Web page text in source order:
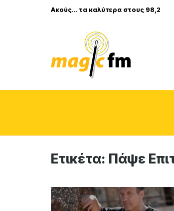
Ακούς... τα καλύτερα στους 98,2
Ετικέτα: Πάψε